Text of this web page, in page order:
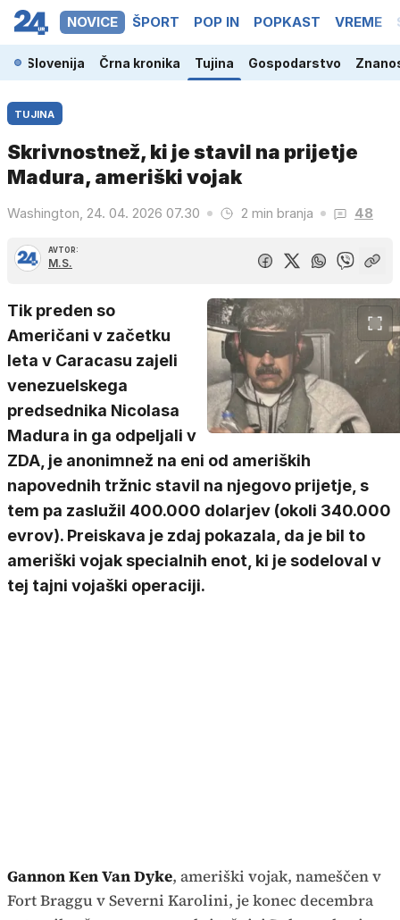
NOVICE ŠPORT POP IN POPKAST VREME
Slovenija Črna kronika Tujina Gospodarstvo
TUJINA
Skrivnostnež, ki je stavil na prijetje
Madura, ameriški vojak
Washington, 24. 04. 2026 07.30 2 min branja 48
AVTOR:
M.S.
Tik preden so
Američani v začetku
leta v Caracasu zajeli
venezuelskega
predsednika Nicolasa
Madura in ga odpeljali v
ZDA, je anonimnež na eni od ameriških
napovednih tržnic stavil na njegovo prijetje, s
tem pa zaslužil 400.000 dolarjev (okoli 340.000
evrov). Preiskava je zdaj pokazala, da je bil to
ameriški vojak specialnih enot, ki je sodeloval v
tej tajni vojaški operaciji.
Gannon Ken Van Dyke, ameriški vojak, nameščen v
Fort Braggu v Severni Karolini, je konec decembra